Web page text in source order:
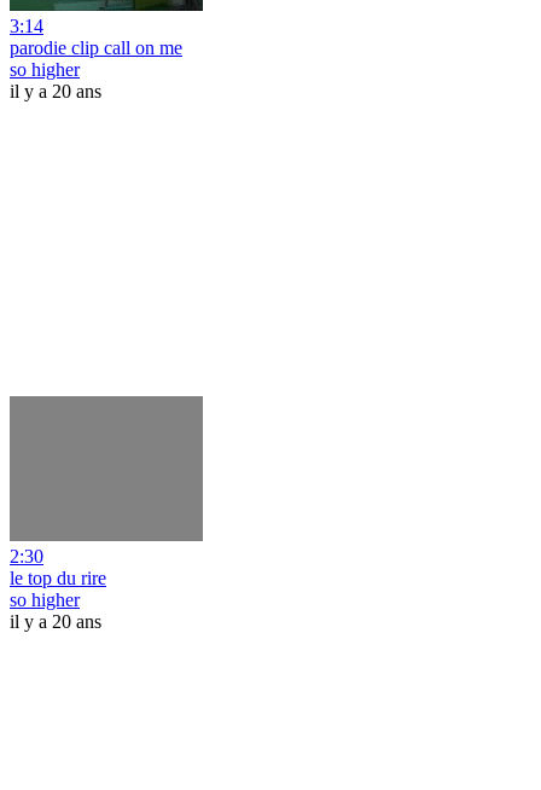
3:14
parodie clip call on me
so higher
il y a 20 ans
2:30
le top du rire
so higher
il y a 20 ans